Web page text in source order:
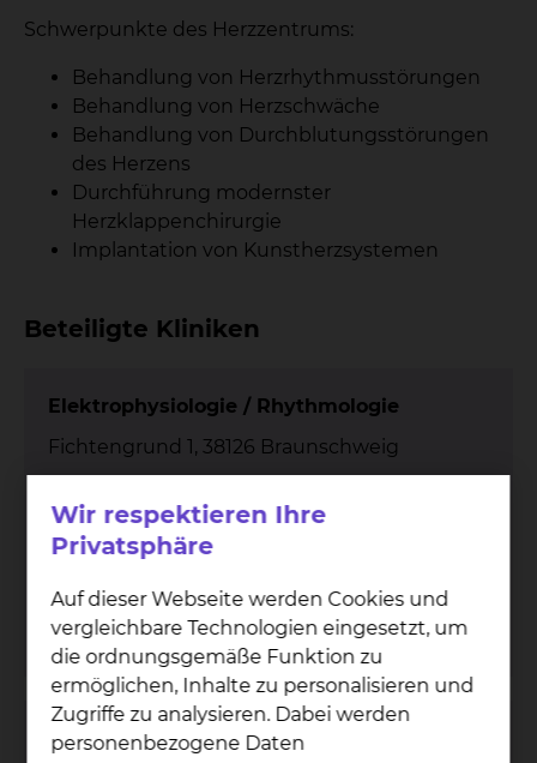
Schwerpunkte des Herzzentrums:
Behandlung von Herzrhythmusstörungen
Behandlung von Herzschwäche
Behandlung von Durchblutungsstörungen
des Herzens
Durchführung modernster
Herzklappenchirurgie
Implantation von Kunstherzsystemen
Beteiligte Kliniken
Elektrophysiologie / Rhythmologie
Fichtengrund 1, 38126 Braunschweig
Tel.:+49 531 595 4800 Sekretariat Prof. Antz
Tel.:+49 531 595 4666
Fax: +49 531 595 2060
Per E-Mail kontaktieren
mehr
Herz-, Thorax- & Gefäßchirurgie
Wir respektieren Ihre
Privatsphäre
Auf dieser Webseite werden Cookies und
vergleichbare Technologien eingesetzt, um
die ordnungsgemäße Funktion zu
ermöglichen, Inhalte zu personalisieren und
Zugriffe zu analysieren. Dabei werden
personenbezogene Daten